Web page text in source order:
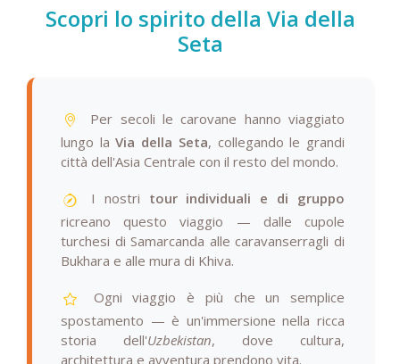
Scopri lo spirito della Via della
Seta
Per secoli le carovane hanno viaggiato
lungo laVia della Seta, collegando le grandi
città dell'Asia Centrale con il resto del mondo.
I nostri tour individuali e di gruppo
ricreano questo viaggio — dalle cupole
turchesi di Samarcanda alle caravanserragli di
Bukhara e alle mura di Khiva.
Ogni viaggio è più che un semplice
spostamento — è un'immersione nella ricca
storia dell'Uzbekistan, dove cultura,
architettura e avventura prendono vita.